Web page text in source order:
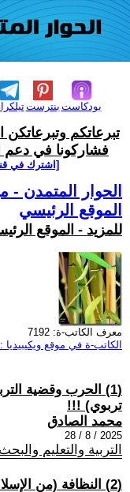
بنترست بودكاست
تبرعاتكم وتبرعاتكن
فشاركونا في دعم
[اشترك في
الحوار المتمدن -
الموقع الرئيسي
للمزيد - الموقع
معرف الكاتب-ة: 7192
الكاتب-ة في موقع
تربوي) !!!
محمد الصادق
2025 / 8 / 28
التربية والتعليم
(2) النظافة (من